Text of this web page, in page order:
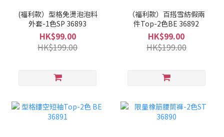
(福利款）型格免燙泡泡料
外套-1色SP 36893
HK$99.00
HK$199.00
（福利款）百搭雪紡假兩
件Top-2色BE 36892
HK$99.00
HK$199.00